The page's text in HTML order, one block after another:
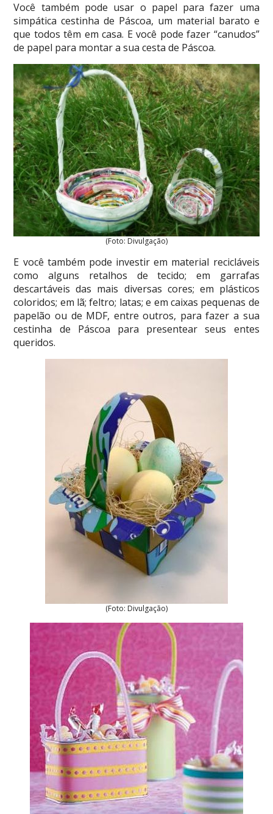
Você também pode usar o papel para fazer uma
simpática cestinha de Páscoa, um material barato e
que todos têm em casa. E você pode fazer “canudos”
de papel para montar a sua cesta de Páscoa.
(Foto: Divulgação)
E você também pode investir em material recicláveis
como alguns retalhos de tecido; em garrafas
descartáveis das mais diversas cores; em plásticos
coloridos; em lã; feltro; latas; e em caixas pequenas de
papelão ou de MDF, entre outros, para fazer a sua
cestinha de Páscoa para presentear seus entes
queridos.
(Foto: Divulgação)